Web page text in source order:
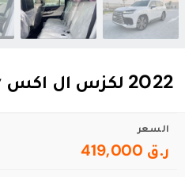
2022 لكزس ال اكس LX 600 Luxury
السعر
ر.ق 419,000